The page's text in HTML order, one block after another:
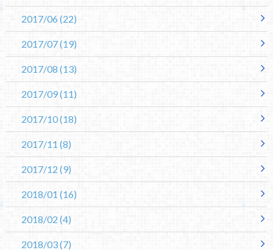
2017/06 (22)
2017/07(19)
2017/08 (13)
2017/09(11)
2017/10(18)
2017/11 (8)
2017/12 (9)
2018/01 (16)
2018/02 (4)
2018/03(7)